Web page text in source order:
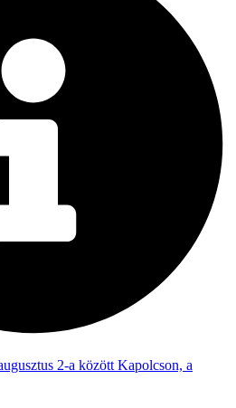
2-a között Kapolcson, a